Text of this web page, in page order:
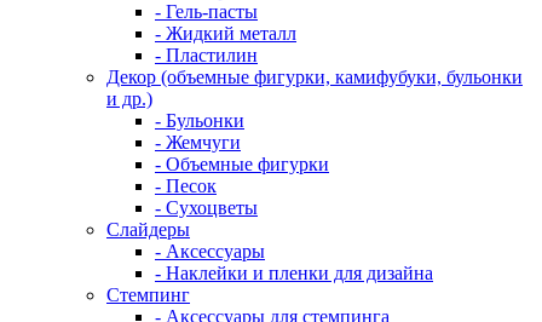
- Гель-пасты
- Жидкий металл
- Пластилин
Декор (объемные фигурки, камифубуки, бульонки
и др.)
- Бульонки
- Жемчуги
- Объемные фигурки
- Песок
- Сухоцветы
Слайдеры
- Аксессуары
- Наклейки и пленки для дизайна
Стемпинг
- Аксессуары для стемпинга